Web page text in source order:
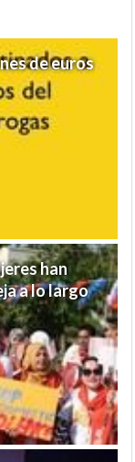
de euros
han
a lo largo